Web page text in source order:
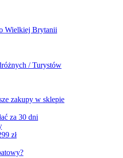
Wielkiej Brytanii
/ Turystów
zakupy w sklepie
za 30 dni
zł